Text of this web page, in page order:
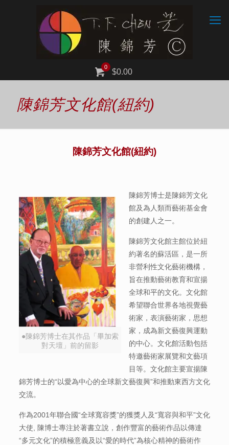
0
$0.00
陳錦芳文化館(紐約)
陳錦芳文化館(紐約)
●陳錦芳博士在其作品「畢加索
對天壇」前的留影
陳錦芳博士是陳錦芳文化
館及為人類而藝術基金會
的創建人之一。
陳錦芳文化館主館位於紐
約著名的蘇活區，是一所
非營利性文化藝術機構，
旨在推動藝術教育和宣揚
全球和平的文化。文化館
希望聯合世界各地視覺藝
術家，表演藝術家，思想
家，成為新文藝復興運動
的中心。文化館活動包括
特邀藝術家展覽和文藝項
目等。文化館主要宣揚陳
錦芳博士的“以愛為中心的全球新文藝復興”和推動東西方文化
交流。
作為2001年聯合國“全球寬容獎”的獲獎人及“寬容與和平”文化
大使, 陳博士專注於著書立說，創作豐富的藝術作品以傳達
“多元文化”的積極意義及​​以“愛的時代”為核心精神的藝術作